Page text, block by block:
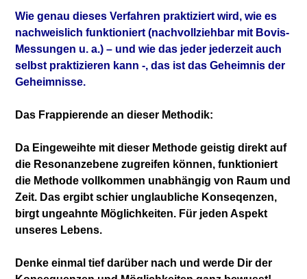
Wie genau dieses Verfahren praktiziert wird, wie es
nachweislich funktioniert (nachvollziehbar mit Bovis-
Messungen u. a.) – und wie das jeder jederzeit auch
selbst praktizieren kann -, das ist das Geheimnis der
Geheimnisse.
Das Frappierende an dieser Methodik:
Da Eingeweihte mit dieser Methode geistig direkt auf
die Resonanzebene zugreifen können, funktioniert
die Methode vollkommen unabhängig von Raum und
Zeit. Das ergibt schier unglaubliche Konseqenzen,
birgt ungeahnte Möglichkeiten. Für jeden Aspekt
unseres Lebens.
Denke einmal tief darüber nach und werde Dir der